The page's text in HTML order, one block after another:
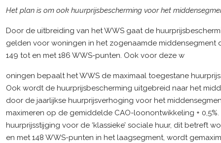
Het plan is om ook huurprijsbescherming voor het
Door de uitbreiding van het WWS gaat de
gelden voor woningen in het zogenaamde middensegment
149 tot en met 186 WWS-punten. Ook voor deze w
oningen bepaalt het WWS de maximaal toegestane
Ook wordt de huurprijsbescherming uitgebreid naar het
door de jaarlijkse huurprijsverhoging voor het
maximeren op de gemiddelde CAO-loonontwikkeling + 0,5%.
huurprijsstijging voor de ‘klassieke’ sociale huur, dit betreft
en met 148 WWS-punten in het laagsegment, wordt